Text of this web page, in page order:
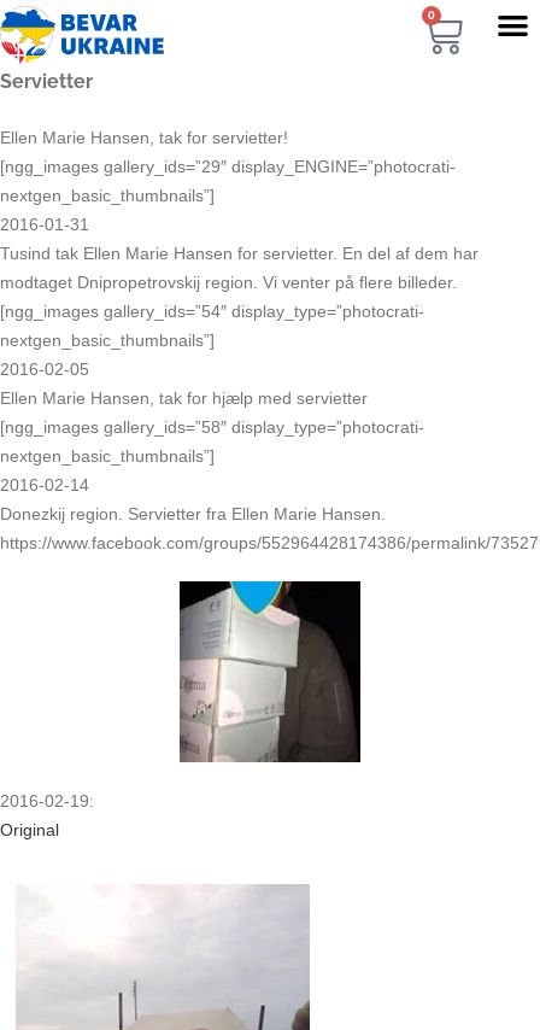
0
Servietter
Ellen Marie Hansen, tak for servietter!
[ngg_images gallery_ids=”29″ display_ENGINE=”photocrati-
nextgen_basic_thumbnails”]
2016-01-31
Tusind tak Ellen Marie Hansen for servietter. En del af dem har
modtaget Dnipropetrovskij region. Vi venter på flere billeder.
[ngg_images gallery_ids=”54″ display_type=”photocrati-
nextgen_basic_thumbnails”]
2016-02-05
Ellen Marie Hansen, tak for hjælp med servietter
[ngg_images gallery_ids=”58″ display_type=”photocrati-
nextgen_basic_thumbnails”]
2016-02-14
Donezkij region. Servietter fra Ellen Marie Hansen.
https://www.facebook.com/groups/552964428174386/permalink/
2016-02-19:
Original